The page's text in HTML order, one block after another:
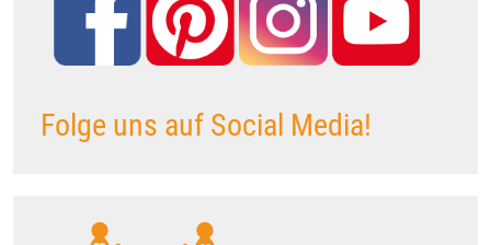
Folge uns auf Social Media!